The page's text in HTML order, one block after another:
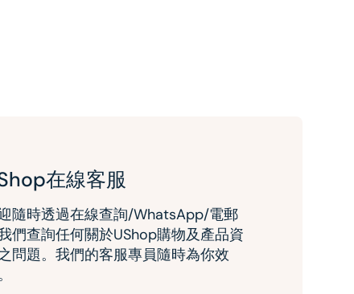
在線客服
隨時透過在線查詢/WhatsApp/電郵
們查詢任何關於UShop購物及產品資
問題。我們的客服專員隨時為你效